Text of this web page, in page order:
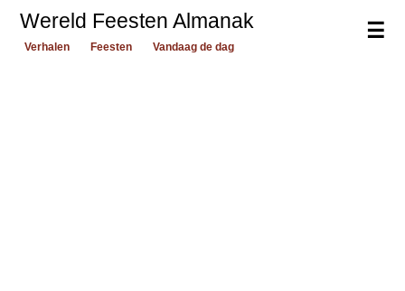
☰
Wereld Feesten Almanak
Verhalen Feesten Vandaag de dag